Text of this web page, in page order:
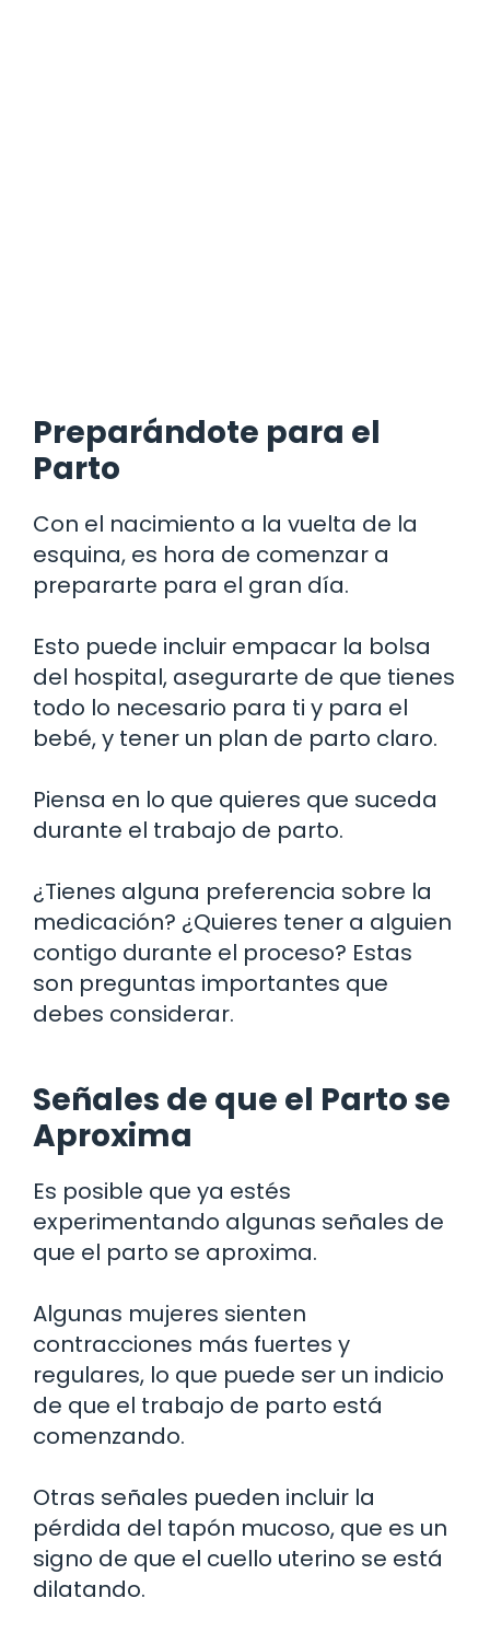
Preparándote para el
Parto
Con el nacimiento a la vuelta de la
esquina, es hora de comenzar a
prepararte para el gran día.
Esto puede incluir empacar la bolsa
del hospital, asegurarte de que tienes
todo lo necesario para ti y para el
bebé, y tener un plan de parto claro.
Piensa en lo que quieres que suceda
durante el trabajo de parto.
¿Tienes alguna preferencia sobre la
medicación? ¿Quieres tener a alguien
contigo durante el proceso? Estas
son preguntas importantes que
debes considerar.
Señales de que el Parto se
Aproxima
Es posible que ya estés
experimentando algunas señales de
que el parto se aproxima.
Algunas mujeres sienten
contracciones más fuertes y
regulares, lo que puede ser un indicio
de que el trabajo de parto está
comenzando.
Otras señales pueden incluir la
pérdida del tapón mucoso, que es un
signo de que el cuello uterino se está
dilatando.